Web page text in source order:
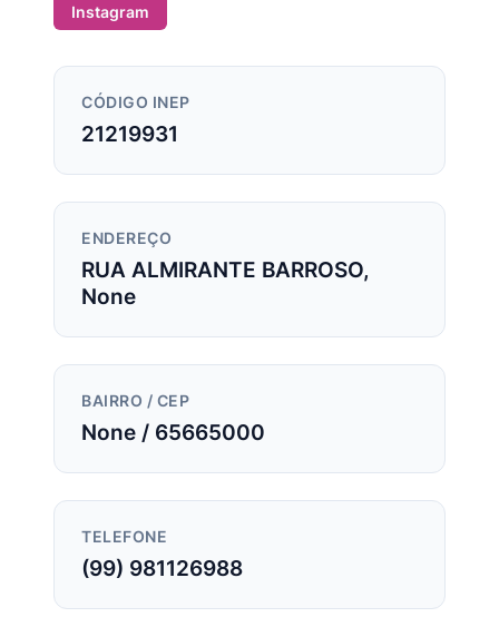
Instagram
CÓDIGO INEP
21219931
ENDEREÇO
RUA ALMIRANTE BARROSO,
None
BAIRRO / CEP
None / 65665000
TELEFONE
(99) 981126988